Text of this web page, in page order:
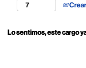
Lo sentimos, este cargo